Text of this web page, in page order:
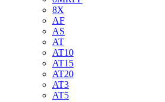
8X
AF
AS
AT
AT10
AT15
AT20
AT3
AT5